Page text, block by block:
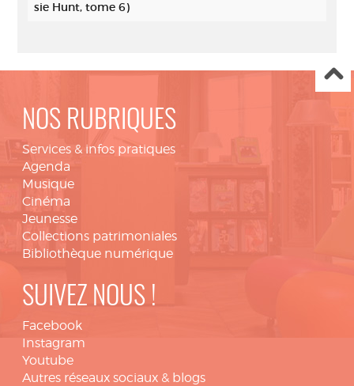
sie Hunt, tome 6)
NOS RUBRIQUES
Services & infos pratiques
Agenda
Musique
Cinéma
Jeunesse
Collections patrimoniales
Bibliothèque numérique
SUIVEZ NOUS !
Facebook
Instagram
Youtube
Autres réseaux sociaux & blogs